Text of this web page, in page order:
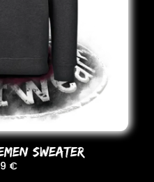
SWEATER
€